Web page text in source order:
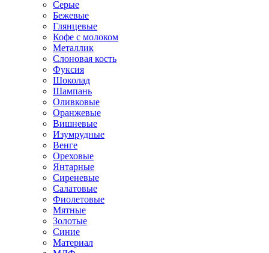
Серые
Бежевые
Глянцевые
Кофе с молоком
Металлик
Слоновая кость
Фуксия
Шоколад
Шампань
Оливковые
Оранжевые
Вишневые
Изумрудные
Венге
Ореховые
Янтарные
Сиреневые
Салатовые
Фиолетовые
Мятные
Золотые
Синие
Материал